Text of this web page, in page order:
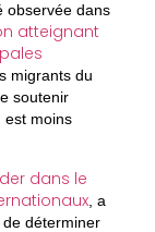
observée dans
atteignant
migrants du
soutenir
est moins
dans le
, a
déterminer